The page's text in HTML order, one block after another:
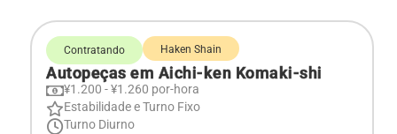
Contratando Haken Shain
Autopeças em Aichi-ken Komaki-shi
¥1.200 - ¥1.260 por-hora
Estabilidade e Turno Fixo
Turno Diurno